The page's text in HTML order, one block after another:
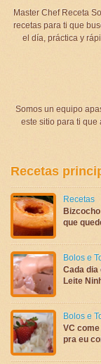
Master Chef Receta
recetas para ti que
el día, práctica y
Somos un equipo
este sitio para ti que
Recetas
Recetas
Bizcocho
que
Bolos e
Cada dia
Leite
Bolos e
VC
pra eu